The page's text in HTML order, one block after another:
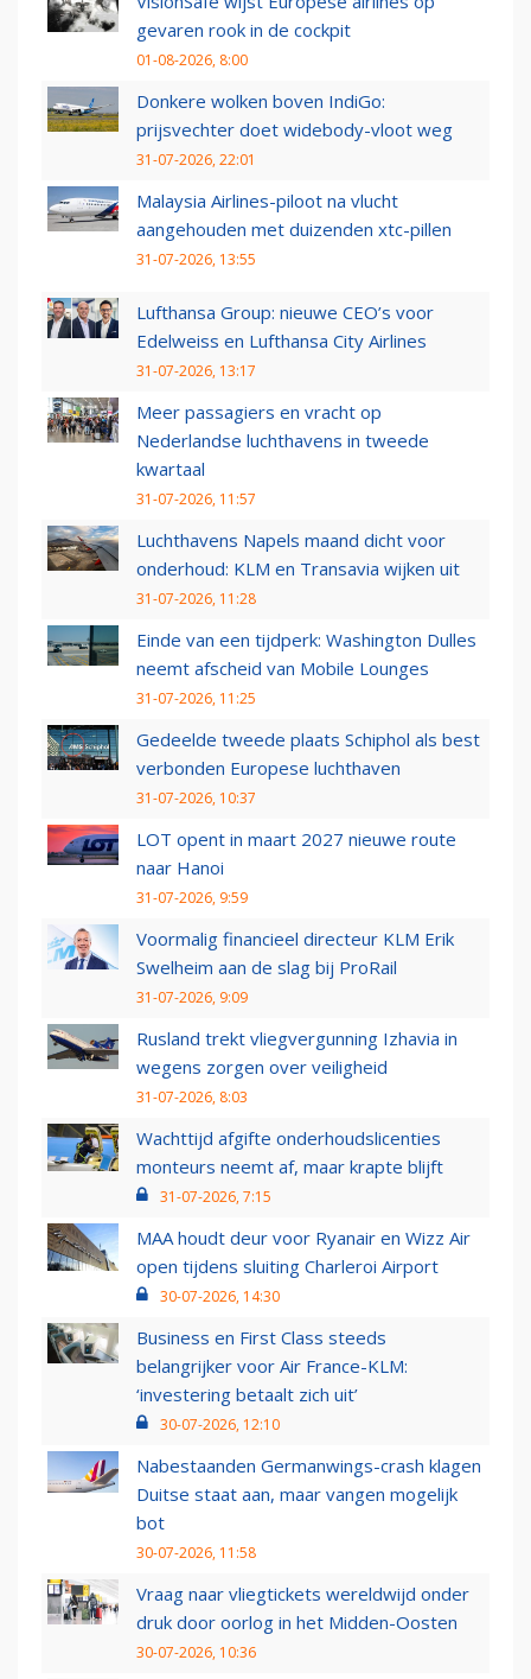
gevaren rook in de cockpit
01-08-2026, 8:00
Donkere wolken boven IndiGo:
prijsvechter doet widebody-vloot weg
31-07-2026, 22:01
Malaysia Airlines-piloot na vlucht
aangehouden met duizenden xtc-pillen
31-07-2026, 13:55
Lufthansa Group: nieuwe CEO’s voor
Edelweiss en Lufthansa City Airlines
31-07-2026, 13:17
Meer passagiers en vracht op
Nederlandse luchthavens in tweede
kwartaal
31-07-2026, 11:57
Luchthavens Napels maand dicht voor
onderhoud: KLM en Transavia wijken uit
31-07-2026, 11:28
Einde van een tijdperk: Washington Dulles
neemt afscheid van Mobile Lounges
31-07-2026, 11:25
Gedeelde tweede plaats Schiphol als best
verbonden Europese luchthaven
31-07-2026, 10:37
LOT opent in maart 2027 nieuwe route
naar Hanoi
31-07-2026, 9:59
Voormalig financieel directeur KLM Erik
Swelheim aan de slag bij ProRail
31-07-2026, 9:09
Rusland trekt vliegvergunning Izhavia in
wegens zorgen over veiligheid
31-07-2026, 8:03
Wachttijd afgifte onderhoudslicenties
monteurs neemt af, maar krapte blijft
31-07-2026, 7:15
MAA houdt deur voor Ryanair en Wizz Air
open tijdens sluiting Charleroi Airport
30-07-2026, 14:30
Business en First Class steeds
belangrijker voor Air France-KLM:
‘investering betaalt zich uit’
30-07-2026, 12:10
Nabestaanden Germanwings-crash klagen
Duitse staat aan, maar vangen mogelijk
bot
30-07-2026, 11:58
Vraag naar vliegtickets wereldwijd onder
druk door oorlog in het Midden-Oosten
30-07-2026, 10:36